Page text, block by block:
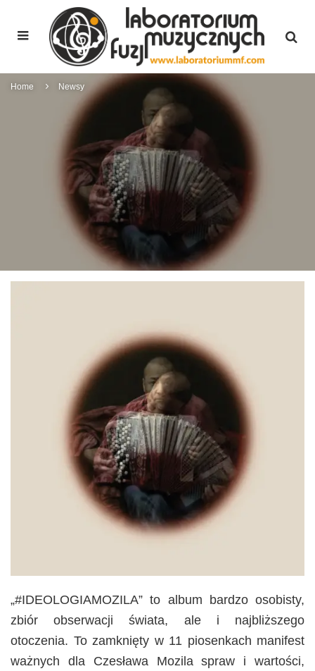
Home Newsy
„#IDEOLOGIAMOZILA” to album bardzo osobisty,
zbiór obserwacji świata, ale i najbliższego
otoczenia. To zamknięty w 11 piosenkach manifest
ważnych dla Czesława Mozila spraw i wartości,